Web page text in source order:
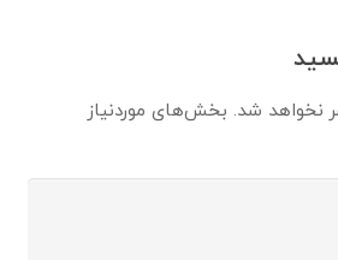
نخواهد شد. بخش‌های موردنیاز